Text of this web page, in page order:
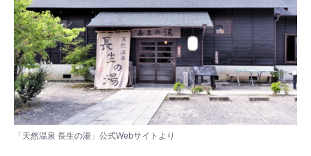
「天然温泉 長生の湯」公式Webサイトより